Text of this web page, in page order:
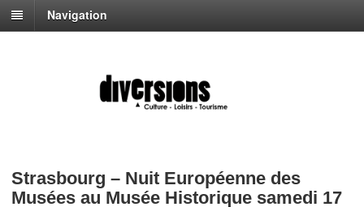
Navigation
Strasbourg – Nuit Européenne des
Musées au Musée Historique samedi 17